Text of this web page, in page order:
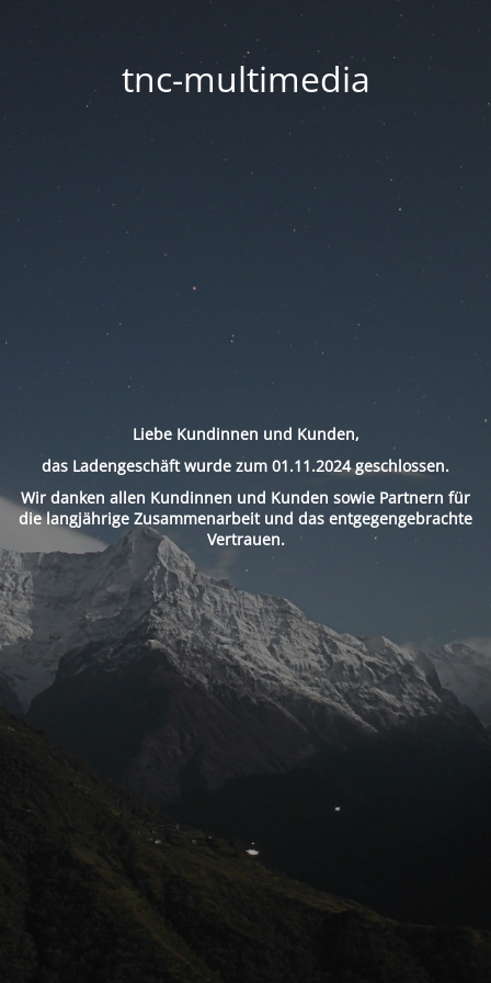
tnc-multimedia
Liebe Kundinnen und Kunden,
das Ladengeschäft wurde zum 01.11.2024 geschlossen.
Wir danken allen Kundinnen und Kunden sowie Partnern für
die langjährige Zusammenarbeit und das entgegengebrachte
Vertrauen.